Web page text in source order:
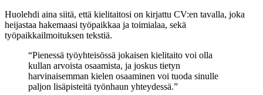
Huolehdi aina siitä, että kielitaitosi on kirjattu CV:en tavalla, joka
heijastaa hakemaasi työpaikkaa ja toimialaa, sekä
työpaikkailmoituksen tekstiä.
“Pienessä työyhteisössä jokaisen kielitaito voi olla
kullan arvoista osaamista, ja joskus tietyn
harvinaisemman kielen osaaminen voi tuoda sinulle
paljon lisäpisteitä työnhaun yhteydessä.”